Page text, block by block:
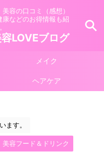
容の口コミ（感想）
などのお得情報も紹
LOVEブログ
メイク
ヘアケア
ます。
美容フード＆ドリンク